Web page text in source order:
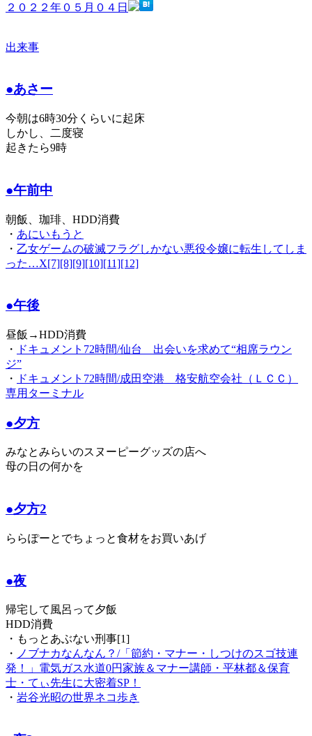
２０２２年０５月０４日
出来事
●あさー
今朝は6時30分くらいに起床
しかし、二度寝
起きたら9時
●午前中
朝飯、珈琲、HDD消費
・ あにいもうと
・ 乙女ゲームの破滅フラグしかない悪役令嬢に転生してしま
った…X[7][8][9][10][11][12]
●午後
昼飯→HDD消費
・
ドキュメント72時間/仙台 出会いを求めて“相席ラウン
ジ”
・
ドキュメント72時間/成田空港 格安航空会社（ＬＣＣ）
専用ターミナル
●夕方
みなとみらいのスヌーピーグッズの店へ
母の日の何かを
●夕方2
ららぽーとでちょっと食材をお買いあげ
●夜
帰宅して風呂って夕飯
HDD消費
・もっとあぶない刑事[1]
・ ノブナカなんなん？/「節約・マナー・しつけのスゴ技連
発！」電気ガス水道0円家族＆マナー講師・平林都＆保育
士・てぃ先生に大密着SP！
・ 岩谷光昭の世界ネコ歩き